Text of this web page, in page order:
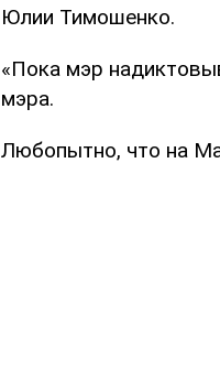
Юлии Тимошенко.
«Пока мэр
мэра.
Любопытно, что на